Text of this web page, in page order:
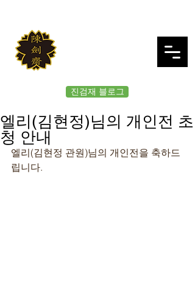
진검재 블로그
엘리(김현정)님의 개인전 초
청 안내
엘리(김현정 관원)님의 개인전을 축하드
립니다.